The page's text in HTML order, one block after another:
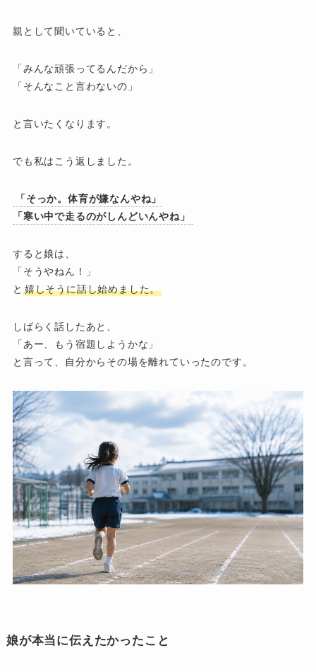
親として聞いていると、
「みんな頑張ってるんだから」
「そんなこと言わないの」
と言いたくなります。
でも私はこう返しました。
「そっか。体育が嫌なんやね」
「寒い中で走るのがしんどいんやね」
すると娘は、
「そうやねん！」
と 嬉しそうに話し始めました。
しばらく話したあと、
「あー、もう宿題しようかな」
と言って、自分からその場を離れていったのです。
娘が本当に伝えたかったこと